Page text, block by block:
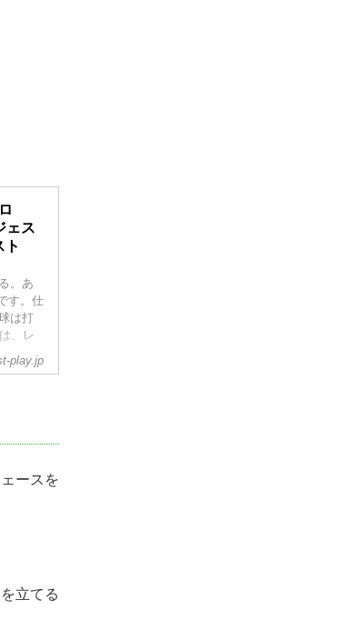
ェス
ト
。あ
す。仕
は打
、レ
play.jp
ースを
立てる